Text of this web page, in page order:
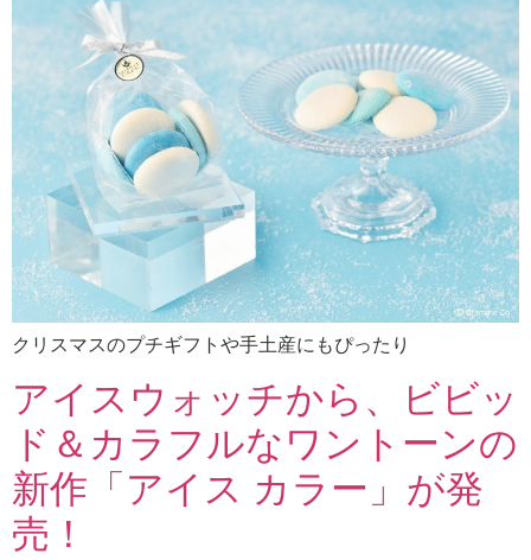
クリスマスのプチギフトや手土産にもぴったり
アイスウォッチから、ビビッ
ド＆カラフルなワントーンの
新作「アイス カラー」が発
売！